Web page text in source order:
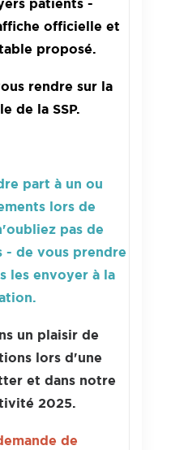
officielle et
proposé.
rendre sur la
de la SSP.
part à un ou
lors de
pas de
- de vous prendre
les envoyer à la
un plaisir de
lors d'une
et dans notre
2025.
de